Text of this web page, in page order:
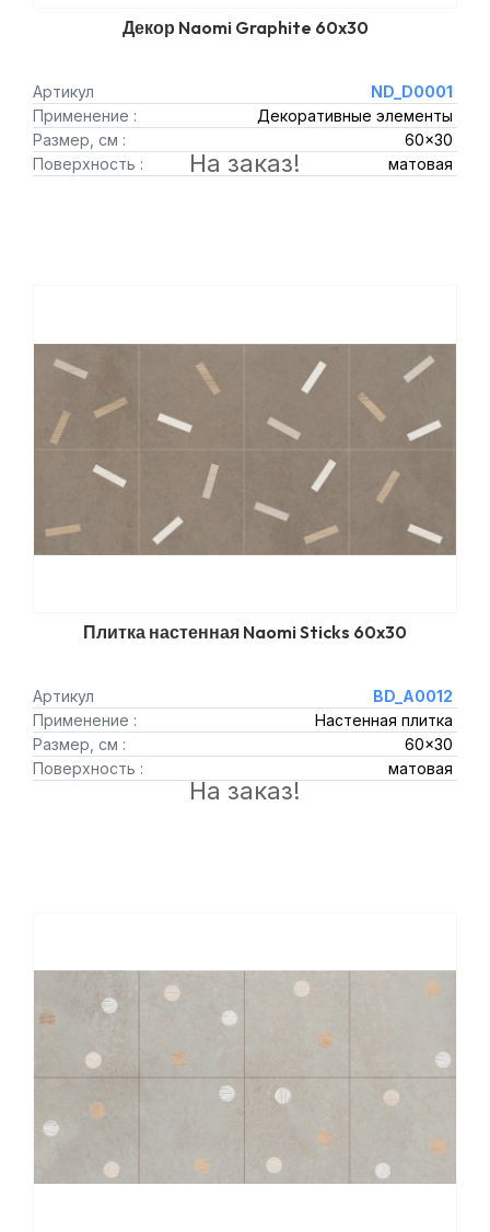
Декор Naomi Graphite 60x30
Артикул
ND_D0001
Применение :
Декоративные элементы
Размер, см :
60x30
Поверхность :
матовая
На заказ!
Плитка настенная Naomi Sticks 60x30
Артикул
BD_A0012
Применение :
Настенная плитка
Размер, см :
60x30
Поверхность :
матовая
На заказ!